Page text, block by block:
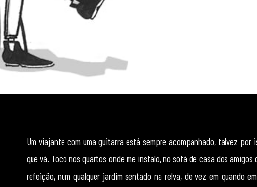
Um viajante com uma guitarra está sempre acompanhado, talvez por
que vá. Toco nos quartos onde me instalo, no sofá de casa dos amigos
refeição, num qualquer jardim sentado na relva, de vez em quando